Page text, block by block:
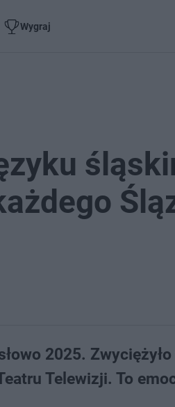
Wygraj
2025.
Telewizji. To